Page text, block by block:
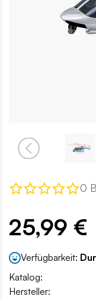
0
25,99 €
Verfügbarkeit:
Katalog:
Hersteller: